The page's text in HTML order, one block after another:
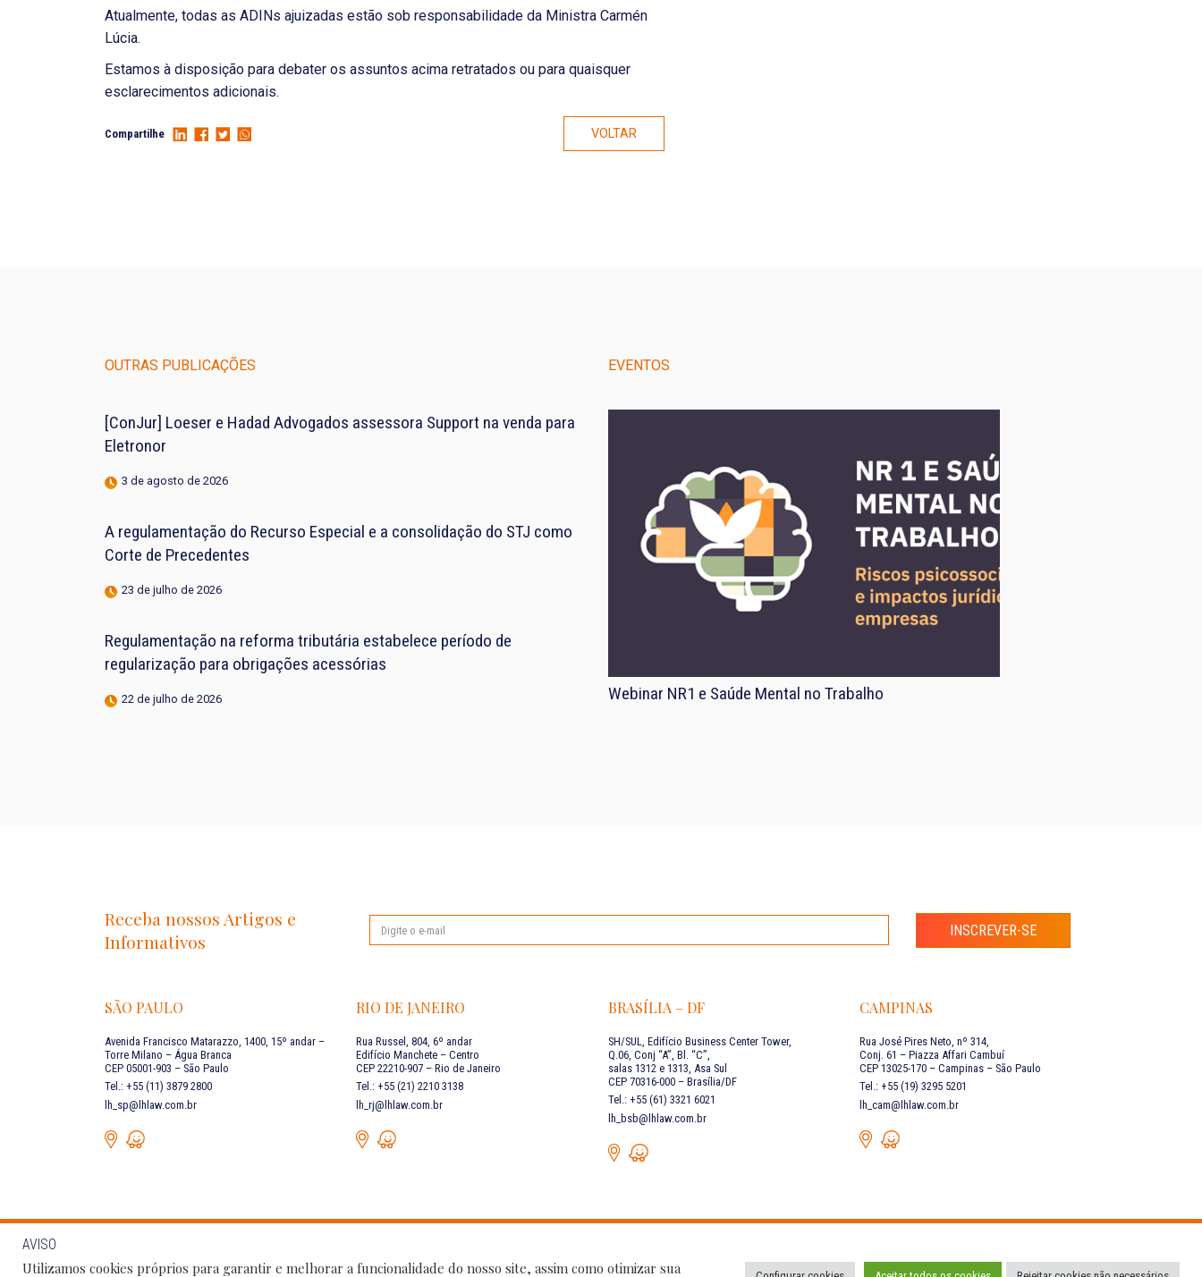
Atualmente, todas as ADINs ajuizadas estão sob responsabilidade da Ministra Carmén
Lúcia.
Estamos à disposição para debater os assuntos acima retratados ou para quaisquer
esclarecimentos adicionais.
Compartilhe VOLTAR
OUTRAS PUBLICAÇÕES
[ConJur] Loeser e Hadad Advogados assessora Support na venda para
Eletronor
3 de agosto de 2026
A regulamentação do Recurso Especial e a consolidação do STJ como
Corte de Precedentes
23 de julho de 2026
Regulamentação na reforma tributária estabelece período de
regularização para obrigações acessórias
22 de julho de 2026
EVENTOS
Webinar NR1 e Saúde Mental no Trabalho
Receba nossos Artigos e
Informativos
INSCREVER-SE
SÃO PAULO
Avenida Francisco Matarazzo, 1400, 15º andar –
Torre Milano – Água Branca
CEP 05001-903 – São Paulo
Tel.: +55 (11) 3879 2800
lh_sp@lhlaw.com.br
RIO DE JANEIRO
Rua Russel, 804, 6º andar
Edifício Manchete – Centro
CEP 22210-907 – Rio de Janeiro
Tel.: +55 (21) 2210 3138
lh_rj@lhlaw.com.br
BRASÍLIA – DF
SH/SUL, Edifício Business Center Tower,
Q.06, Conj “A”, Bl. “C”,
salas 1312 e 1313, Asa Sul
CEP 70316-000 – Brasília/DF
Tel.: +55 (61) 3321 6021
lh_bsb@lhlaw.com.br
CAMPINAS
Rua José Pires Neto, nº 314,
Conj. 61 – Piazza Affari Cambuí
CEP 13025-170 – Campinas – São Paulo
Tel.: +55 (19) 3295 5201
lh_cam@lhlaw.com.br
FALE CONOSCO
sociais:
Política de Privacidade Condições de Uso Código de Conduta
AVISO
Utilizamos cookies próprios para garantir e melhorar a funcionalidade do nosso site, assim como otimizar sua